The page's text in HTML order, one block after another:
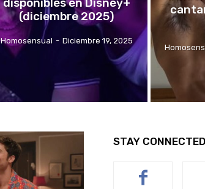
(diciembre 2025)
Homosensual - Diciembre 19, 2025
STAY CONNECTED